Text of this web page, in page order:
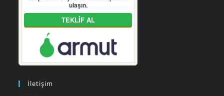
ulaşın.
TEKLİF AL
İletişim